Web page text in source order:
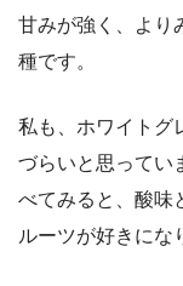
甘みが強く、より
種です。
私も、ホワイトグ
づらいと思ってい
べてみると、酸味
ルーツが好きにな